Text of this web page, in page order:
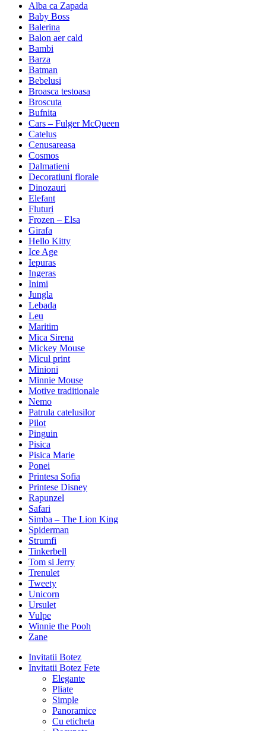
Alba ca Zapada
Baby Boss
Balerina
Balon aer cald
Bambi
Barza
Batman
Bebelusi
Broasca testoasa
Broscuta
Bufnita
Cars – Fulger McQueen
Catelus
Cenusareasa
Cosmos
Dalmatieni
Decoratiuni florale
Dinozauri
Elefant
Fluturi
Frozen – Elsa
Girafa
Hello Kitty
Ice Age
Iepuras
Ingeras
Inimi
Jungla
Lebada
Leu
Maritim
Mica Sirena
Mickey Mouse
Micul print
Minioni
Minnie Mouse
Motive traditionale
Nemo
Patrula catelusilor
Pilot
Pinguin
Pisica
Pisica Marie
Ponei
Printesa Sofia
Printese Disney
Rapunzel
Safari
Simba – The Lion King
Spiderman
Strumfi
Tinkerbell
Tom si Jerry
Trenulet
Tweety
Unicorn
Ursulet
Vulpe
Winnie the Pooh
Zane
Invitatii Botez
Invitatii Botez Fete
Elegante
Pliate
Simple
Panoramice
Cu eticheta